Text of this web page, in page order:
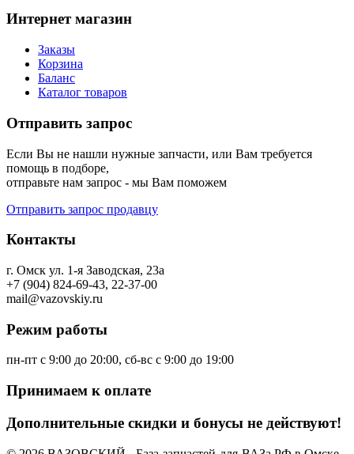
Интернет магазин
Заказы
Корзина
Баланс
Каталог товаров
Отправить запрос
Если Вы не нашли нужные запчасти, или Вам требуется
помощь в подборе,
отправьте нам запрос - мы Вам поможем
Отправить запрос продавцу
Контакты
г. Омск ул. 1-я Заводская, 23а
+7 (904) 824-69-43, 22-37-00
mail@vazovskiy.ru
Режим работы
пн-пт с 9:00 до 20:00, сб-вс с 9:00 до 19:00
Принимаем к оплате
Дополнительные скидки и бонусы не действуют!